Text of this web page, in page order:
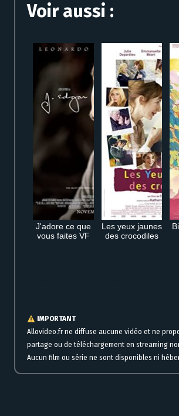
Voir aussi :
J'adore ce que
vous faites VF
Les yeux jaunes
des crocodiles
IMPORTANT
Allovideo.fr ne diffuse aucune vidéo et ne
partage ou de téléchargement en streaming
Aucun film ou série ne sont disponibles ni